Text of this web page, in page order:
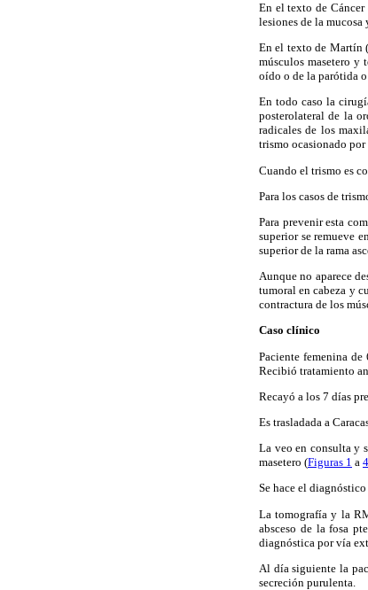
En el texto de
lesiones de la
En el texto de Martín
músculos masetero
oído o de la parótida
En todo caso la
posterolateral de la
radicales de los
trismo ocasionado
Cuando el trismo es
Para los casos de
Para prevenir esta
superior se remueve
superior de la rama
Aunque no aparece
tumoral en cabeza y
contractura de los
Caso clínico
Paciente femenina
Recibió tratamiento
Recayó a los 7 días
Es trasladada a
La veo en consulta y
masetero (Figuras 1 a 4
Se hace el
La tomografía y la
absceso de la fosa
diagnóstica por vía
Al día siguiente la
secreción purulenta.